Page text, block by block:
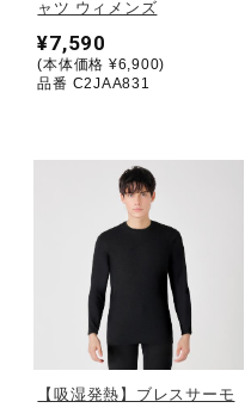
卓球
柔道
ウィンタースポ
ワーキング
ャツ ウィメンズ
¥7,590
(本体価格 ¥6,900)
品番 C2JAA831
【吸湿発熱】ブレスサーモ